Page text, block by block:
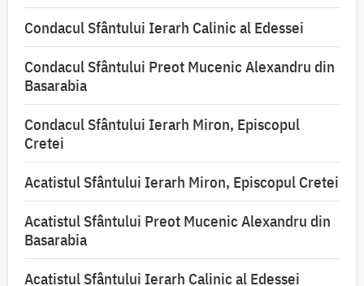
Condacul Sfântului Ierarh Calinic al Edessei
Condacul Sfântului Preot Mucenic Alexandru din
Basarabia
Condacul Sfântului Ierarh Miron, Episcopul
Cretei
Acatistul Sfântului Ierarh Miron, Episcopul Cretei
Acatistul Sfântului Preot Mucenic Alexandru din
Basarabia
Acatistul Sfântului Ierarh Calinic al Edessei